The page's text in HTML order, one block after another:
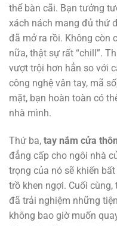
thể bàn cãi. Bạn tưởng
xách nách mang đủ thứ
đã mở ra rồi. Không còn
nữa, thật sự rất “chill”.
vượt trội hơn hẳn so với
công nghệ vân tay, mã
mặt, bạn hoàn toàn có
nhà mình.
Thứ ba, tay nắm cửa
đẳng cấp cho ngôi nhà
trọng của nó sẽ khiến
trồ khen ngợi. Cuối
đã trải nghiệm những
không bao giờ muốn